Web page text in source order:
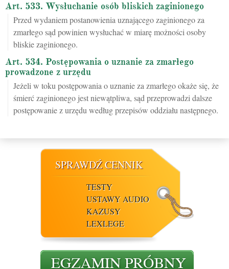
Art. 533. Wysłuchanie osób bliskich zaginionego
Przed wydaniem postanowienia uznającego zaginionego za
zmarłego sąd powinien wysłuchać w miarę możności osoby
bliskie zaginionego.
Art. 534. Postępowania o uznanie za zmarłego
prowadzone z urzędu
Jeżeli w toku postępowania o uznanie za zmarłego okaże się, że
śmierć zaginionego jest niewątpliwa, sąd przeprowadzi dalsze
postępowanie z urzędu według przepisów oddziału następnego.
SPRAWDŹ CENNIK
TESTY
USTAWY AUDIO
KAZUSY
LEXLEGE